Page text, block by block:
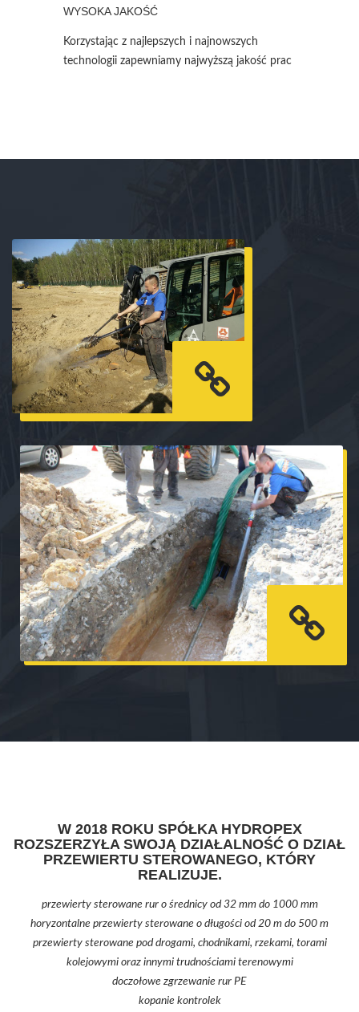
WYSOKA JAKOŚĆ
Korzystając z najlepszych i najnowszych
technologii zapewniamy najwyższą jakość prac
W 2018 ROKU SPÓŁKA HYDROPEX
ROZSZERZYŁA SWOJĄ DZIAŁALNOŚĆ O DZIAŁ
PRZEWIERTU STEROWANEGO, KTÓRY
REALIZUJE.
przewierty sterowane rur o średnicy od 32 mm do 1000 mm
horyzontalne przewierty sterowane o długości od 20 m do 500 m
przewierty sterowane pod drogami, chodnikami, rzekami, torami
kolejowymi oraz innymi trudnościami terenowymi
doczołowe zgrzewanie rur PE
kopanie kontrolek